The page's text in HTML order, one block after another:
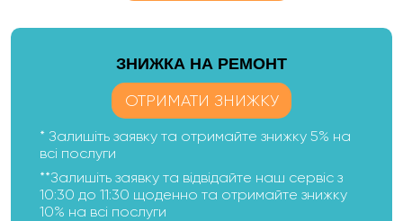
ЗНИЖКА НА РЕМОНТ
ОТРИМАТИ ЗНИЖКУ
* Залишіть заявку та отримайте знижку 5% на
всі послуги
**Залишіть заявку та відвідайте наш сервіс з
10:30 до 11:30 щоденно та отримайте знижку
10% на всі послуги